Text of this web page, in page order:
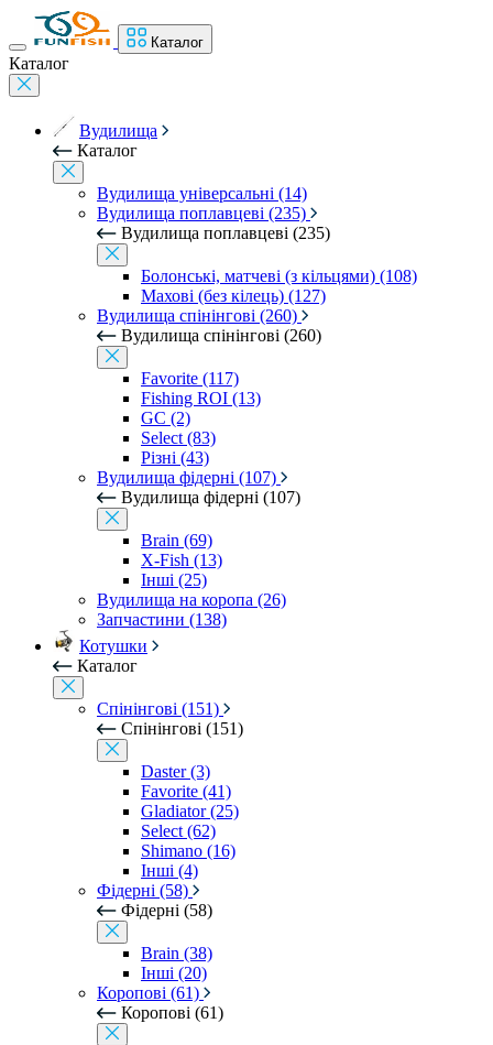
Каталог
Каталог
Вудилища
Каталог
Вудилища універсальні (14)
Вудилища поплавцеві (235)
Вудилища поплавцеві (235)
Болонські, матчеві (з кільцями) (108)
Махові (без кілець) (127)
Вудилища спінінгові (260)
Вудилища спінінгові (260)
Favorite (117)
Fishing ROI (13)
GC (2)
Select (83)
Різні (43)
Вудилища фідерні (107)
Вудилища фідерні (107)
Brain (69)
X-Fish (13)
Інші (25)
Вудилища на коропа (26)
Запчастини (138)
Котушки
Каталог
Спінінгові (151)
Спінінгові (151)
Daster (3)
Favorite (41)
Gladiator (25)
Select (62)
Shimano (16)
Інші (4)
Фідерні (58)
Фідерні (58)
Brain (38)
Інші (20)
Коропові (61)
Коропові (61)